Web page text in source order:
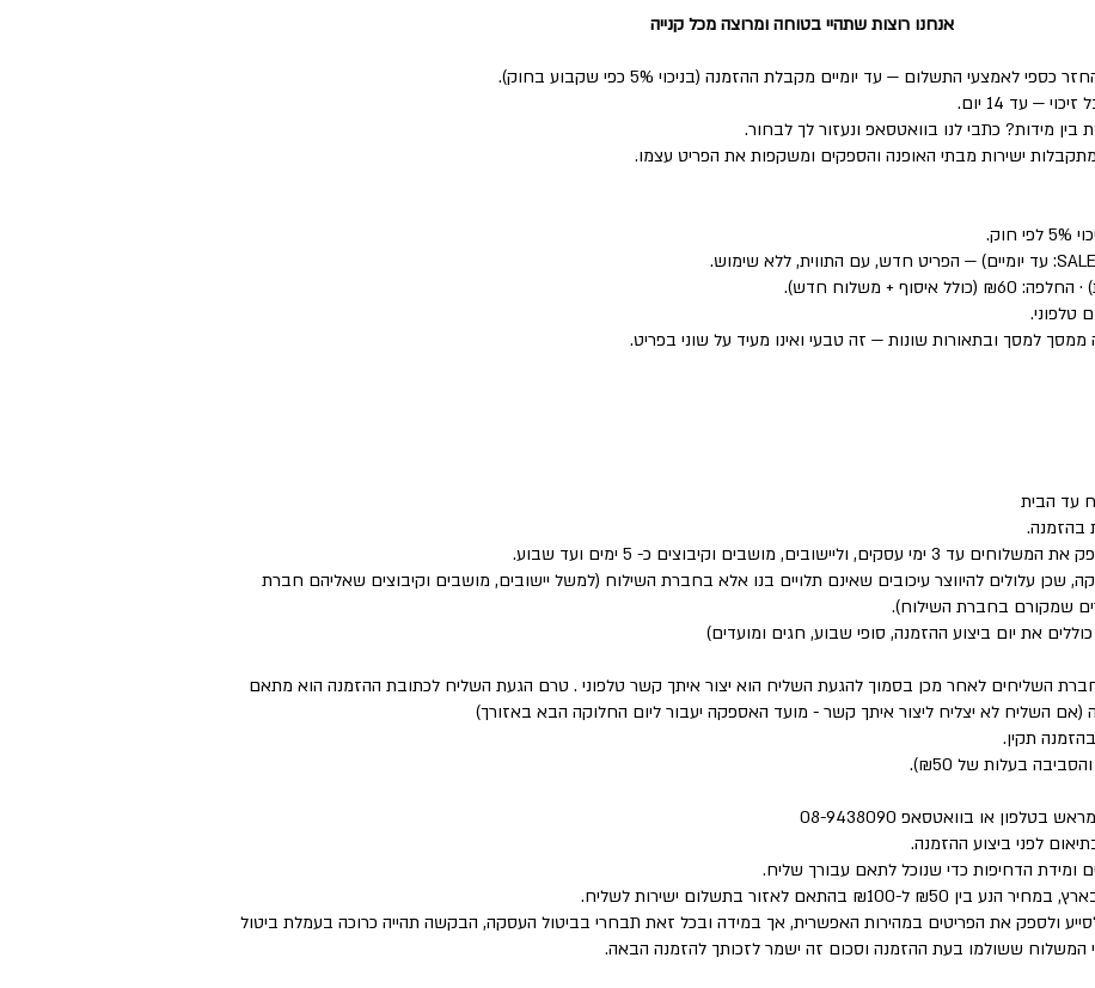
אנחנו רוצות שתהיי בטוחה ומרוצה מכל קנייה
התשלום — עד יומיים מקבלת ההזמנה (בניכוי 5% כפי שקבוע בחוק).
— עד 14 יום.
מידות? כתבי לנו בוואטסאפ ונעזור לך לבחור.
ישירות מבתי האופנה והספקים ומשקפות את הפריט עצמו.
טלפוני.
ממסך למסך ובתאורות שונות — זה טבעי ואינו מעיד על שוני בפריט.
עד הבית
בהזמנה.
מושבים וקיבוצים כ- 5 ימים ועד שבוע.
שכן עלולים להיווצר עיכובים שאינם תלויים בנו אלא בחברת השילוח (למשל יישובים, מושבים וקיבוצים שאליהם חברת
שמקורם בחברת השילוח).
את יום ביצוע ההזמנה, סופי שבוע, חגים ומועדים)
השליחים לאחר מכן בסמוך להגעת השליח הוא יצור איתך קשר טלפוני . טרם הגעת השליח לכתובת ההזמנה הוא מתאם
השליח לא יצליח ליצור איתך קשר - מועד האספקה יעבור ליום החלוקה הבא באזורך)
תקין.
בטלפון או בוואטסאפ 08-9438090
לפני ביצוע ההזמנה.
ומידת הדחיפות כדי שנוכל לתאם עבורך שליח.
לאזור בתשלום ישירות לשליח.
ולספק את הפריטים במהירות האפשרית, אך במידה ובכל זאת תבחרי בביטול העסקה, הבקשה תהייה כרוכה בעמלת ביטול
המשלוח ששולמו בעת ההזמנה וסכום זה ישמר לזכותך להזמנה הבאה.